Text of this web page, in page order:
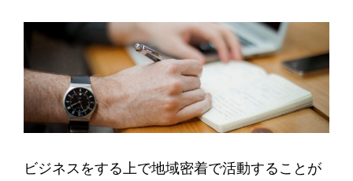
ビジネスをする上で地域密着で活動することが